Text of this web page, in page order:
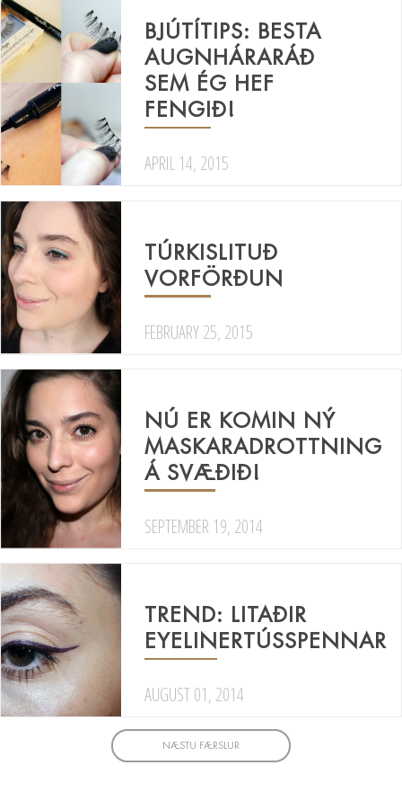
BJÚTÍTIPS: BESTA
AUGNHÁRARÁÐ
SEM ÉG HEF
FENGIÐ!
APRIL 14, 2015
TÚRKISLITUÐ
VORFÖRÐUN
FEBRUARY 25, 2015
NÚ ER KOMIN NÝ
MASKARADROTTNING
Á SVÆÐIÐ!
SEPTEMBER 19, 2014
TREND: LITAÐIR
EYELINERTÚSSPENNAR
AUGUST 01, 2014
NÆSTU FÆRSLUR